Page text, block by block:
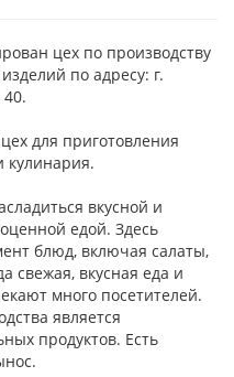
цех по производству
по адресу: г.
для приготовления
кулинария.
вкусной и
едой. Здесь
блюд, включая салаты,
свежая, вкусная еда и
много посетителей.
является
продуктов. Есть